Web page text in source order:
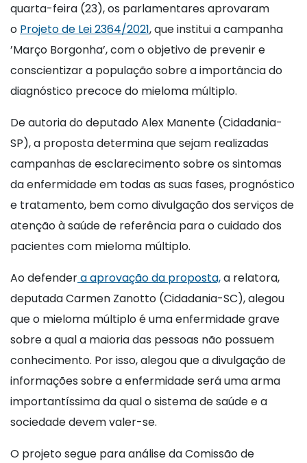
quarta-feira (23), os parlamentares aprovaram
o Projeto de Lei 2364/2021, que institui a campanha
’Março Borgonha’, com o objetivo de prevenir e
conscientizar a população sobre a importância do
diagnóstico precoce do mieloma múltiplo.
De autoria do deputado Alex Manente (Cidadania-
SP), a proposta determina que sejam realizadas
campanhas de esclarecimento sobre os sintomas
da enfermidade em todas as suas fases, prognóstico
e tratamento, bem como divulgação dos serviços de
atenção à saúde de referência para o cuidado dos
pacientes com mieloma múltiplo.
Ao defendera aprovação da proposta,a relatora,
deputada Carmen Zanotto (Cidadania-SC), alegou
que o mieloma múltiplo é uma enfermidade grave
sobre a qual a maioria das pessoas não possuem
conhecimento. Por isso, alegou que a divulgação de
informações sobre a enfermidade será uma arma
importantíssima da qual o sistema de saúde e a
sociedade devem valer-se.
O projeto segue para análise da Comissão de